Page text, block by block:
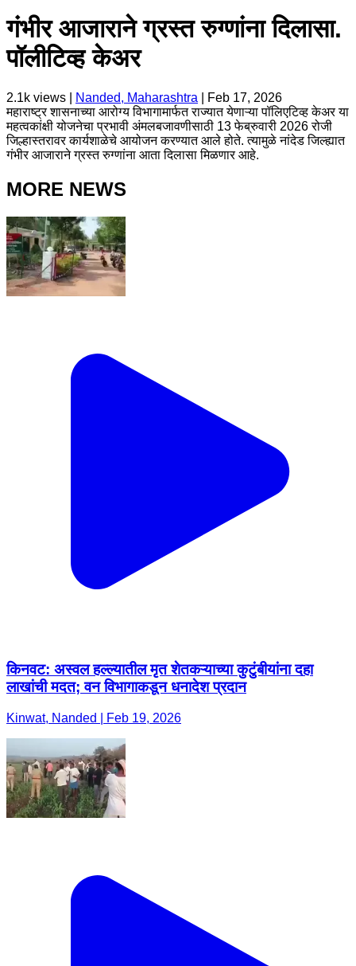
गंभीर आजाराने ग्रस्त रुग्णांना दिलासा.
पॉलीटिव्ह केअर
2.1k views | Nanded, Maharashtra
Feb 17, 2026
महाराष्ट्र शासनाच्या आरोग्य विभागामार्फत राज्यात येणाऱ्या पॉलिएटिव्ह केअर या
महत्वकांक्षी योजनेचा प्रभावी अंमलबजावणीसाठी 13 फेब्रुवारी 2026 रोजी
जिल्हास्तरावर कार्यशाळेचे आयोजन करण्यात आले होते. त्यामुळे नांदेड जिल्ह्यात
गंभीर आजाराने ग्रस्त रुग्णांना आता दिलासा मिळणार आहे.
MORE NEWS
किनवट: अस्वल हल्ल्यातील मृत शेतकऱ्याच्या कुटुंबीयांना दहा
लाखांची मदत; वन विभागाकडून धनादेश प्रदान
Kinwat, Nanded | Feb 19, 2026